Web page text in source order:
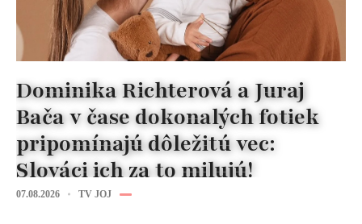
Dominika Richterová a Juraj
Bača v čase dokonalých fotiek
pripomínajú dôležitú vec:
Slováci ich za to milujú!
07.08.2026 TV JOJ